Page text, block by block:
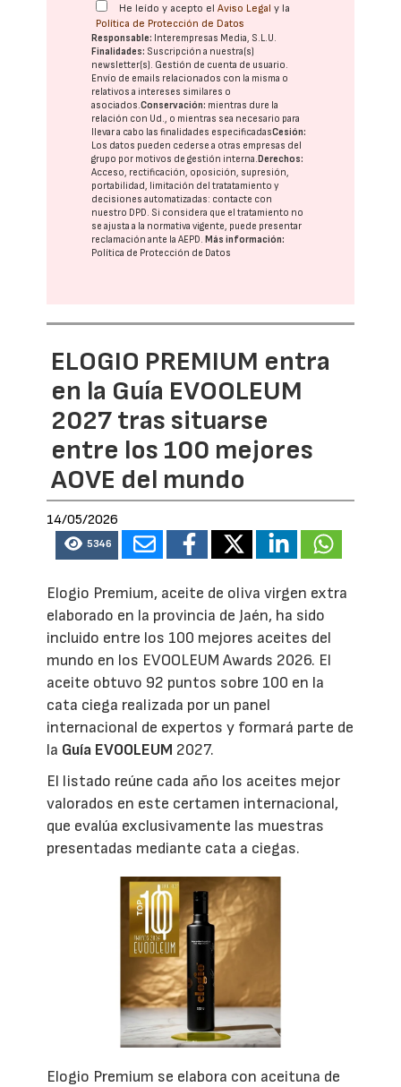
He leído y acepto elAviso Legal y la
Política de Protección de Datos
Responsable: Interempresas Media, S.L.U.
Finalidades: Suscripción a nuestra(s)
newsletter(s). Gestión de cuenta de usuario.
Envío de emails relacionados con la misma o
relativos a intereses similares o
asociados.Conservación: mientras dure la
relación con Ud., o mientras sea necesario para
llevar a cabo las finalidades especificadasCesión:
Los datos pueden cederse a otras empresas del
grupo por motivos de gestión interna.Derechos:
Acceso, rectificación, oposición, supresión,
portabilidad, limitación del tratatamiento y
decisiones automatizadas: contacte con
nuestro DPD . Si considera que el tratamiento no
se ajusta a la normativa vigente, puede presentar
reclamación ante laAEPD .Más información:
Política de Protección de Datos
ELOGIO PREMIUM entra
en la Guía EVOOLEUM
2027 tras situarse
entre los 100 mejores
AOVE del mundo
14/05/2026
5346
Elogio Premium, aceite de oliva virgen extra
elaborado en la provincia de Jaén, ha sido
incluido entre los 100 mejores aceites del
mundo en los EVOOLEUM Awards 2026. El
aceite obtuvo 92 puntos sobre 100 en la
cata ciega realizada por un panel
internacional de expertos y formará parte de
la Guía EVOOLEUM 2027.
El listado reúne cada año los aceites mejor
valorados en este certamen internacional,
que evalúa exclusivamente las muestras
presentadas mediante cata a ciegas.
Elogio Premium se elabora con aceituna de